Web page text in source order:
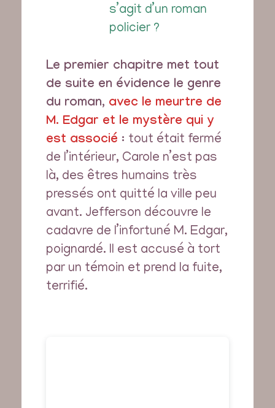
s’agit d’un roman
policier ?
Le premier chapitre met tout
de suite en évidence le genre
du roman, avec le meurtre de
M. Edgar et le mystère qui y
est associé : tout était fermé
de l’intérieur, Carole n’est pas
là, des êtres humains très
pressés ont quitté la ville peu
avant. Jefferson découvre le
cadavre de l’infortuné M. Edgar,
poignardé. Il est accusé à tort
par un témoin et prend la fuite,
terrifié.